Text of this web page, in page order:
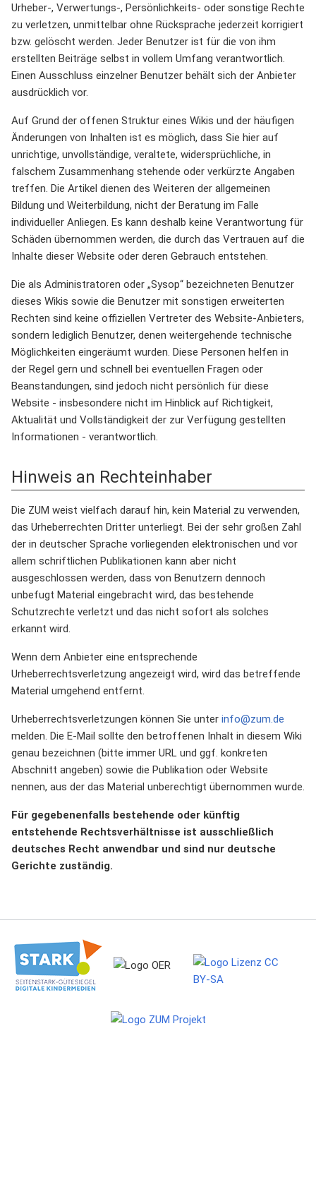
Urheber-, Verwertungs-, Persönlichkeits- oder sonstige Rechte
zu verletzen, unmittelbar ohne Rücksprache jederzeit korrigiert
bzw. gelöscht werden. Jeder Benutzer ist für die von ihm
erstellten Beiträge selbst in vollem Umfang verantwortlich.
Einen Ausschluss einzelner Benutzer behält sich der Anbieter
ausdrücklich vor.
Auf Grund der offenen Struktur eines Wikis und der häufigen
Änderungen von Inhalten ist es möglich, dass Sie hier auf
unrichtige, unvollständige, veraltete, widersprüchliche, in
falschem Zusammenhang stehende oder verkürzte Angaben
treffen. Die Artikel dienen des Weiteren der allgemeinen
Bildung und Weiterbildung, nicht der Beratung im Falle
individueller Anliegen. Es kann deshalb keine Verantwortung für
Schäden übernommen werden, die durch das Vertrauen auf die
Inhalte dieser Website oder deren Gebrauch entstehen.
Die als Administratoren oder „Sysop“ bezeichneten Benutzer
dieses Wikis sowie die Benutzer mit sonstigen erweiterten
Rechten sind keine offiziellen Vertreter des Website-Anbieters,
sondern lediglich Benutzer, denen weitergehende technische
Möglichkeiten eingeräumt wurden. Diese Personen helfen in
der Regel gern und schnell bei eventuellen Fragen oder
Beanstandungen, sind jedoch nicht persönlich für diese
Website - insbesondere nicht im Hinblick auf Richtigkeit,
Aktualität und Vollständigkeit der zur Verfügung gestellten
Informationen - verantwortlich.
Hinweis an Rechteinhaber
Die ZUM weist vielfach darauf hin, kein Material zu verwenden,
das Urheberrechten Dritter unterliegt. Bei der sehr großen Zahl
der in deutscher Sprache vorliegenden elektronischen und vor
allem schriftlichen Publikationen kann aber nicht
ausgeschlossen werden, dass von Benutzern dennoch
unbefugt Material eingebracht wird, das bestehende
Schutzrechte verletzt und das nicht sofort als solches
erkannt wird.
Wenn dem Anbieter eine entsprechende
Urheberrechtsverletzung angezeigt wird, wird das betreffende
Material umgehend entfernt.
Urheberrechtsverletzungen können Sie unter info@zum.de
melden. Die E-Mail sollte den betroffenen Inhalt in diesem Wiki
genau bezeichnen (bitte immer URL und ggf. konkreten
Abschnitt angeben) sowie die Publikation oder Website
nennen, aus der das Material unberechtigt übernommen wurde.
Für gegebenenfalls bestehende oder künftig
entstehende Rechtsverhältnisse ist ausschließlich
deutsches Recht anwendbar und sind nur deutsche
Gerichte zuständig.